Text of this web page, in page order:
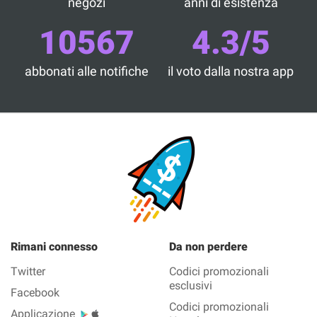
10567
abbonati alle notifiche
4.3/5
il voto dalla nostra app
Rimani connesso
Twitter
Facebook
Applicazione
Da non perdere
Codici promozionali
esclusivi
Codici promozionali